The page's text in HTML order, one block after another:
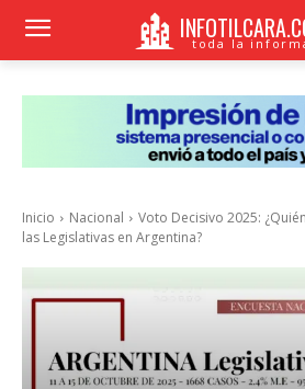
toda la
Inicio Nacional
Voto Decisivo 2025:
las Legislativas en Argentina?